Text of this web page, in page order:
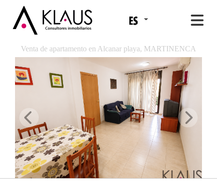
Venta de apartamento en Alcanar playa, MARTINENCA